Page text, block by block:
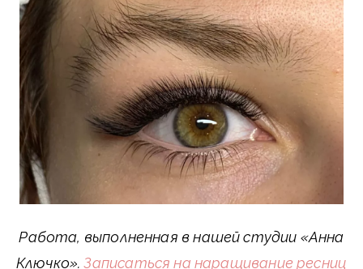
Работа, выполненная в нашей студии «Анна
Ключко».Записаться на наращивание ресниц